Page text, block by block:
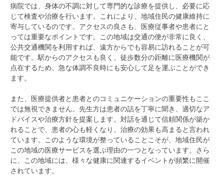
病院では、身体の不調に対して専門的な診療を提供し、必要に応
じて検査や治療を行います。これにより、地域住民の健康維持に
寄与しているのです。アクセスの良さも、医療従事者や患者にと
っては重要なポイントです。この地域は交通の便が非常に良く、
公共交通機関を利用すれば、遠方からでも容易に訪れることが可
能です。駅からのアクセスも良く、徒歩数分の距離に医療機関が
点在するため、急な体調不良時にも安心して足を運ぶことができ
ます。
また、医療提供者と患者とのコミュニケーションの重要性もここ
では無視できません。先生方は患者の話を丁寧に聞き、適切なア
ドバイスや治療方針を提案します。対話を通じて信頼関係が築か
れることで、患者の心も軽くなり、治療の効果も高まると言われ
ています。このような環境が整っていることこそが、地域住民が
この地域の医療サービスを選ぶ理由の一つとなっています。さら
に、この地域には、様々な健康に関連するイベントが頻繁に開催
されています。